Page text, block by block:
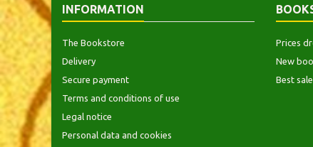
INFORMATION
The Bookstore
Delivery
Secure payment
Terms and conditions of use
Legal notice
Personal data and cookies
Prices
New
Best